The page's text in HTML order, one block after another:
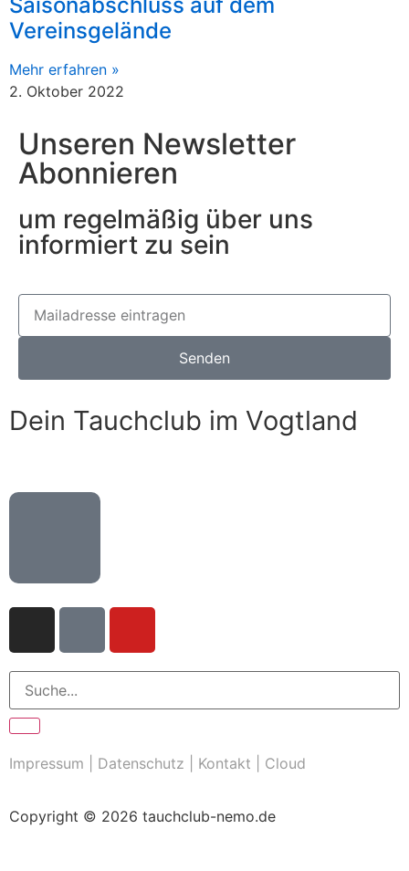
Vereinsgelände
Mehr erfahren »
2. Oktober 2022
Unseren Newsletter
Abonnieren
um regelmäßig über uns
informiert zu sein
Senden
Dein Tauchclub im Vogtland
Impressum Datenschutz Kontakt Cloud
Copyright © 2026 tauchclub-nemo.de